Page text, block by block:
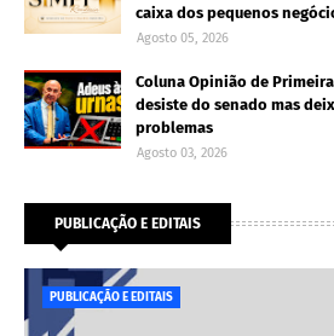
caixa dos pequenos
Agosto 05, 2026
Coluna Opinião de
desiste do senado mas
problemas
Agosto 03, 2026
PUBLICAÇÃO E EDITAIS
PUBLICAÇÃO E EDITAIS